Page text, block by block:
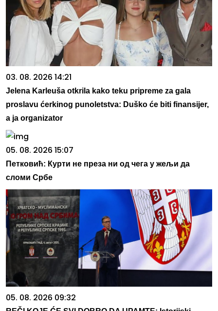
03. 08. 2026 14:21
Jelena Karleuša otkrila kako teku pripreme za gala
proslavu ćerkinog punoletstva: Duško će biti finansijer,
a ja organizator
05. 08. 2026 15:07
Петковић: Курти не преза ни од чега у жељи да
сломи Србе
05. 08. 2026 09:32